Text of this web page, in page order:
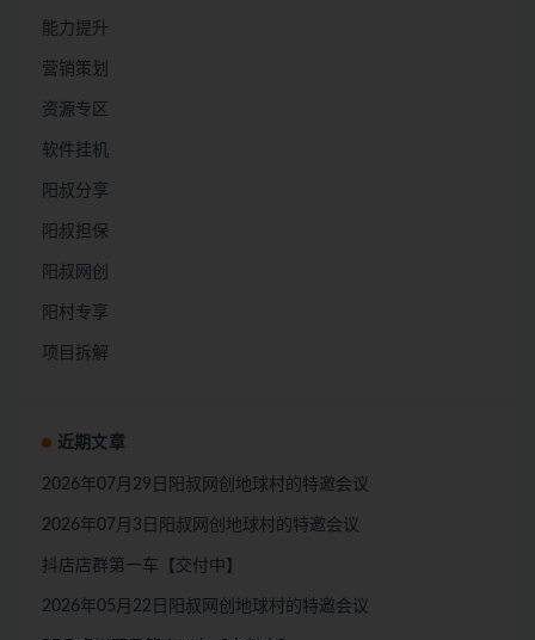
能力提升
营销策划
资源专区
软件挂机
阳叔分享
阳叔担保
阳叔网创
阳村专享
项目拆解
近期文章
2026年07月29日阳叔网创地球村的特邀会议
2026年07月3日阳叔网创地球村的特邀会议
抖店店群第一车【交付中】
2026年05月22日阳叔网创地球村的特邀会议